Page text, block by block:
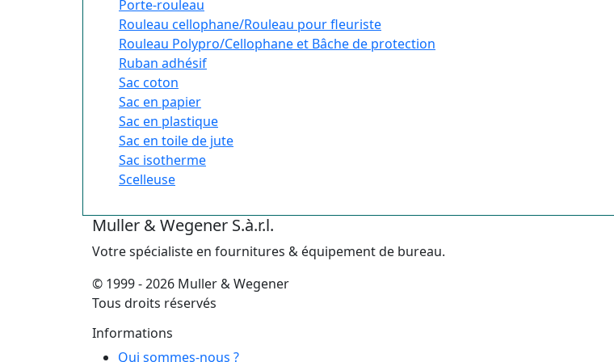
Porte-rouleau
Rouleau cellophane/Rouleau pour fleuriste
Rouleau Polypro/Cellophane et Bâche de protection
Ruban adhésif
Sac coton
Sac en papier
Sac en plastique
Sac en toile de jute
Sac isotherme
Scelleuse
Muller & Wegener S.à.r.l.
Votre spécialiste en fournitures & équipement de bureau.
© 1999 - 2026 Muller & Wegener
Tous droits réservés
Informations
Qui sommes-nous ?